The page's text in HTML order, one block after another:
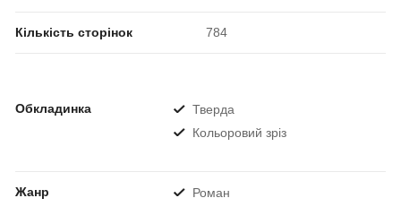
Кількість сторінок 784
Обкладинка
Тверда
Кольоровий зріз
Жанр Роман